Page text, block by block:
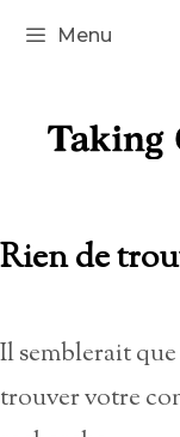
Aller
Menu
Rien de
Il semblerait que
trouver votre